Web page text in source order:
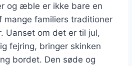
og æble er ikke bare en
mange familiers traditioner
Uanset om det er til jul,
fejring, bringer skinken
bordet. Den søde og